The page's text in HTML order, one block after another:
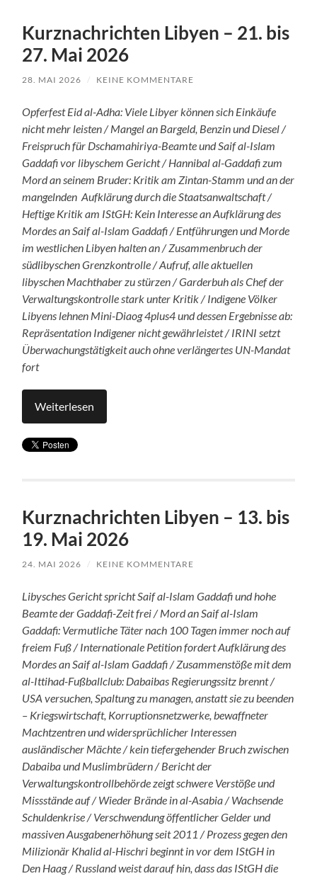
Kurznachrichten Libyen – 21. bis
27. Mai 2026
28. MAI 2026 / KEINE KOMMENTARE
Opferfest Eid al-Adha: Viele Libyer können sich Einkäufe
nicht mehr leisten / Mangel an Bargeld, Benzin und Diesel /
Freispruch für Dschamahiriya-Beamte und Saif al-Islam
Gaddafi vor libyschem Gericht / Hannibal al-Gaddafi zum
Mord an seinem Bruder: Kritik am Zintan-Stamm und an der
mangelnden Aufklärung durch die Staatsanwaltschaft /
Heftige Kritik am IStGH: Kein Interesse an Aufklärung des
Mordes an Saif al-Islam Gaddafi / Entführungen und Morde
im westlichen Libyen halten an / Zusammenbruch der
südlibyschen Grenzkontrolle / Aufruf, alle aktuellen
libyschen Machthaber zu stürzen / Garderbuh als Chef der
Verwaltungskontrolle stark unter Kritik / Indigene Völker
Libyens lehnen Mini-Diaog 4plus4 und dessen Ergebnisse ab:
Repräsentation Indigener nicht gewährleistet / IRINI setzt
Überwachungstätigkeit auch ohne verlängertes UN-Mandat
fort
Weiterlesen
Kurznachrichten Libyen – 13. bis
19. Mai 2026
24. MAI 2026 / KEINE KOMMENTARE
Libysches Gericht spricht Saif al-Islam Gaddafi und hohe
Beamte der Gaddafi-Zeit frei / Mord an Saif al-Islam
Gaddafi: Vermutliche Täter nach 100 Tagen immer noch auf
freiem Fuß / Internationale Petition fordert Aufklärung des
Mordes an Saif al-Islam Gaddafi / Zusammenstöße mit dem
al-Ittihad-Fußballclub: Dabaibas Regierungssitz brennt /
USA versuchen, Spaltung zu managen, anstatt sie zu beenden
– Kriegswirtschaft, Korruptionsnetzwerke, bewaffneter
Machtzentren und widersprüchlicher Interessen
ausländischer Mächte / kein tiefergehender Bruch zwischen
Dabaiba und Muslimbrüdern / Bericht der
Verwaltungskontrollbehörde zeigt schwere Verstöße und
Missstände auf / Wieder Brände in al-Asabia / Wachsende
Schuldenkrise / Verschwendung öffentlicher Gelder und
massiven Ausgabenerhöhung seit 2011 / Prozess gegen den
Milizionär Khalid al-Hischri beginnt in vor dem IStGH in
Den Haag / Russland weist darauf hin, dass das IStGH die